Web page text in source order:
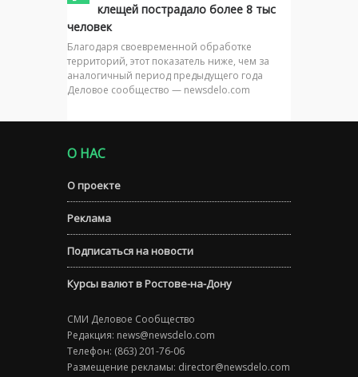
клещей пострадало более 8 тыс
человек
Благодаря своевременной обработке
территорий, этот показатель ниже, чем за
аналогичный период предыдущего года
Деловое сообщество — newsdelo.com
О НАС
О проекте
Реклама
Подписаться на новости
Курсы валют в Ростове-на-Дону
СМИ Деловое Сообщество
Редакция: news@newsdelo.com
Телефон: (863) 201-76-06
Размещение рекламы: director@newsdelo.com